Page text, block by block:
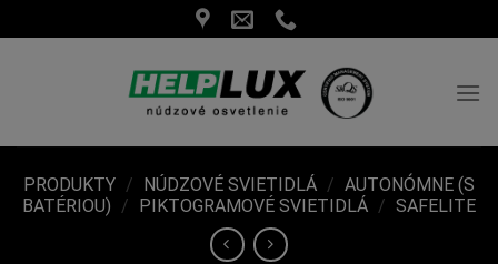
to
PRODUKTY / NÚDZOVÉ SVIETIDLÁ / AUTONÓMNE (S
BATÉRIOU) / PIKTOGRAMOVÉ SVIETIDLÁ / SAFELITE